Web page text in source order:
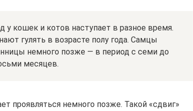
у кошек и котов наступает в разное время.
гулять в возрасте полу года. Самцы
немного позже — в период с семи до
месяцев.
проявляться немного позже. Такой «сдвиг»